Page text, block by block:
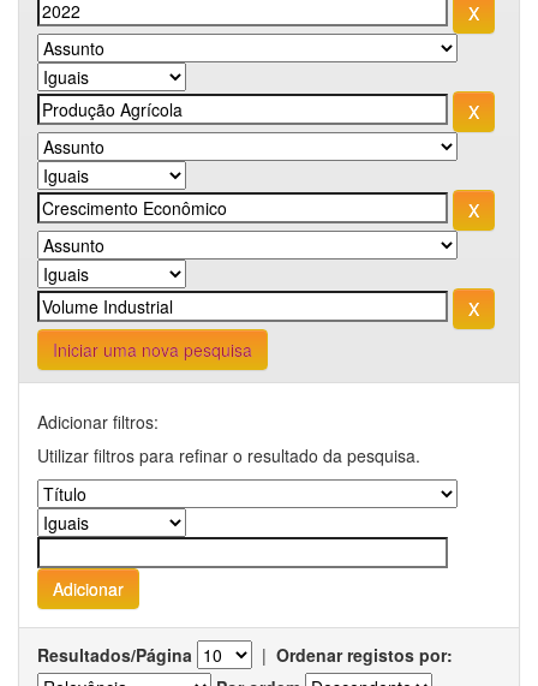
Iniciar uma nova pesquisa
Adicionar filtros:
Utilizar filtros para refinar o resultado da pesquisa.
Resultados/Página | Ordenar registos por: